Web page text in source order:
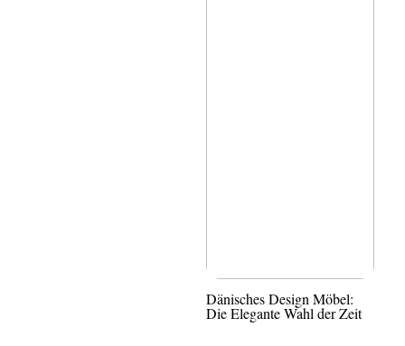
Dänisches Design Möbel:
Die Elegante Wahl der Zeit